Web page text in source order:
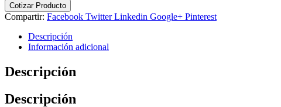
Cotizar Producto
Compartir: Facebook Twitter Linkedin Google+ Pinterest
Descripción
Información adicional
Descripción
Descripción